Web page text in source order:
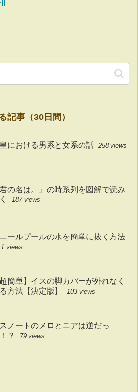
記事（30日間）
における男系と女系の話 258 views
君の名は。』の時系列を図解で読み
187 views
ールプールの水を簡単に抜く方法
views
超簡単】イスの脚カバーが外れなく
方法【決定版】
103 views
ノートのメロとニアは逆だっ
？
79 views